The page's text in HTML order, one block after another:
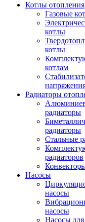
Котлы отопления
Газовые
котлы
котлы
котлам
Радиаторы
радиаторы
радиаторы
Стальные
радиаторов
Насосы
насосы
насосы
Насосы для